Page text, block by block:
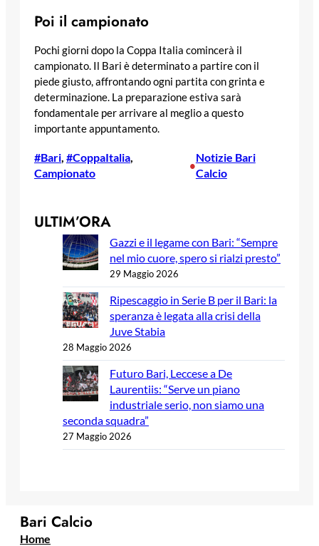
Poi il campionato
Pochi giorni dopo la Coppa Italia comincerà il
campionato. Il Bari è determinato a partire con il
piede giusto, affrontando ogni partita con grinta e
determinazione. La preparazione estiva sarà
fondamentale per arrivare al meglio a questo
importante appuntamento.
#Bari, #CoppaItalia
Campionato
•
Notizie Bari
Calcio
ULTIM’ORA
Gazzi e il legame con Bari: “Sempre
nel mio cuore, spero si rialzi presto”
29 Maggio 2026
Ripescaggio in Serie B per il Bari: la
speranza è legata alla crisi della
Juve Stabia
28 Maggio 2026
Futuro Bari, Leccese a De
Laurentiis: “Serve un piano
industriale serio, non siamo una
seconda squadra”
27 Maggio 2026
Bari Calcio
Home